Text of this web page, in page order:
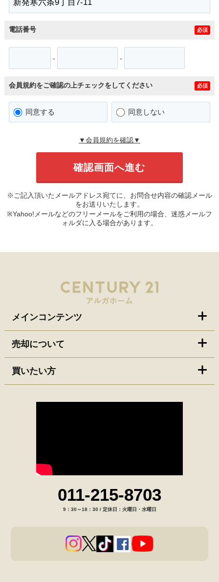
電話番号 必須
- -
会員規約をご確認の上チェックをしてください 必須
同意する 同意しない
▼会員規約を確認▼
※ご記入頂いたメールアドレス宛てに、お問合せ内容の確認メール
をお送りいたします。
※Yahoo!メールなどのフリーメールをご利用の場合、迷惑メールフ
ォルダに入る場合があります。
メインコンテンツ
売却について
買いたい方
011-215-8703
9：30～18：30 / 定休日：火曜日・水曜日